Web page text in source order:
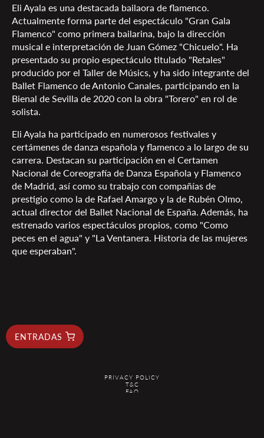
Eli Ayala es una destacada bailaora de flamenco.
Actualmente forma parte del espectáculo "Gran Gala
Flamenco" como primera bailarina, bajo la dirección
musical e interpretación de Juan Gómez "Chicuelo". Ha
presentado su propio espectáculo titulado "Retales"
producido por el Taller de Músics, y ha sido integrante del
Ballet Flamenco de Antonio Canales, participando en la
Bienal de Sevilla de 2020 con la obra "Torero" en rol de
solista.
Eli Ayala ha participado en numerosos festivales y
certámenes de danza española y flamenco a lo largo de su
carrera. Destacan su participación en el Certamen
Nacional de Coreografía de Danza Española y Flamenco
de Madrid, así como su trabajo con compañías de
prestigio como la de Rafael Amargo y la de Rubén Olmo,
actual director del Ballet Nacional de España. Además, ha
estrenado varios espectáculos propios, como "Como
peces en el agua" y "La Ventanera. Historia de las mujeres
que esperaban".
ENTRADAS
PRIVACY POLICY
T&C
FAQ